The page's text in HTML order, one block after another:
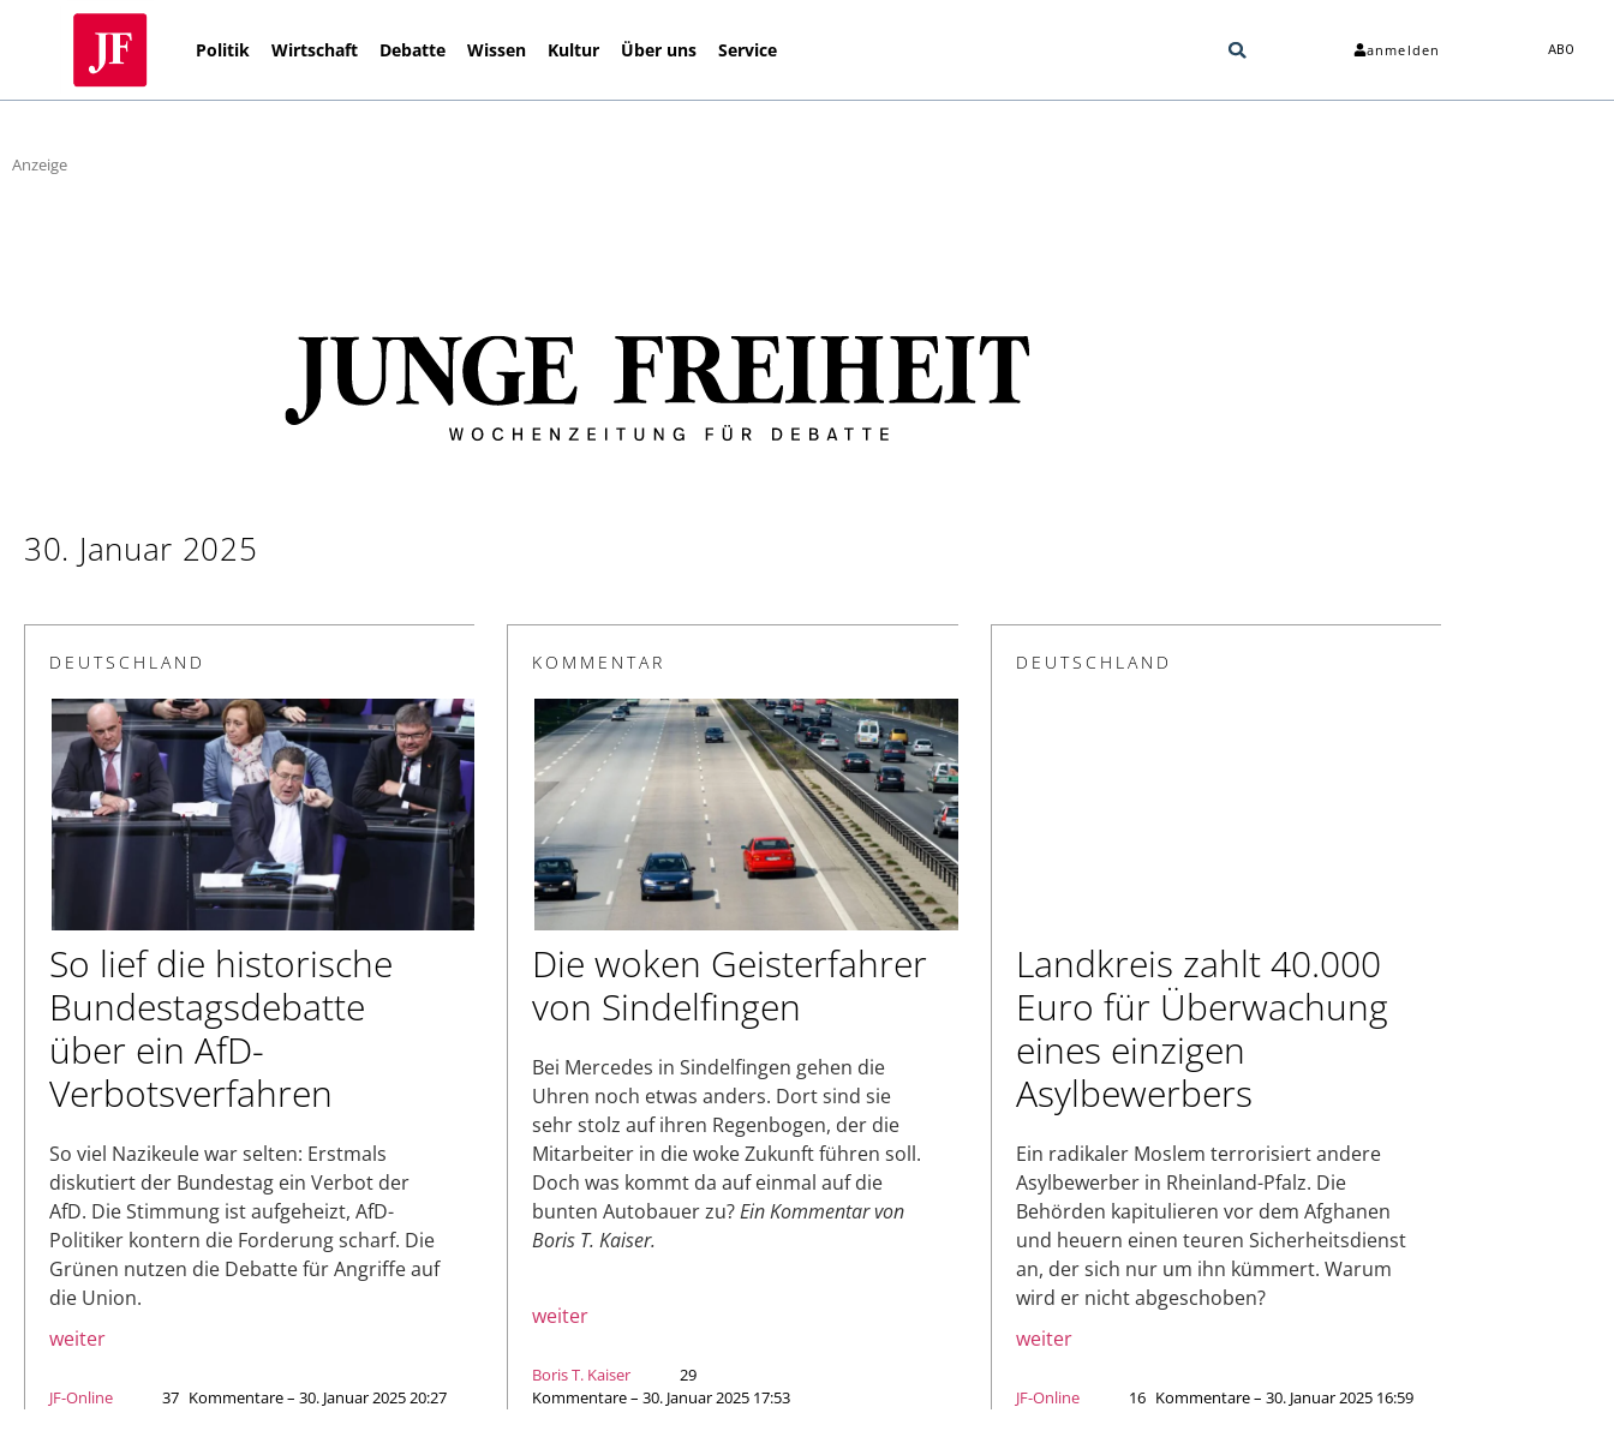
Politik Wirtschaft Debatte Wissen Kultur Über uns Service anmelden ABO
Anzeige
30. Januar 2025
DEUTSCHLAND
So lief die historische
Bundestagsdebatte
über ein AfD-
Verbotsverfahren
So viel Nazikeule war selten: Erstmals
diskutiert der Bundestag ein Verbot der
AfD. Die Stimmung ist aufgeheizt, AfD-
Politiker kontern die Forderung scharf. Die
Grünen nutzen die Debatte für Angriffe auf
die Union.
weiter
JF-Online 37 Kommentare – 30. Januar 2025 20:27
KOMMENTAR
Die woken Geisterfahrer
von Sindelfingen
Bei Mercedes in Sindelfingen gehen die
Uhren noch etwas anders. Dort sind sie
sehr stolz auf ihren Regenbogen, der die
Mitarbeiter in die woke Zukunft führen soll.
Doch was kommt da auf einmal auf die
bunten Autobauer zu?Ein Kommentar von
Boris T. Kaiser.
weiter
Boris T. Kaiser
29
Kommentare – 30. Januar 2025 17:53
DEUTSCHLAND
Landkreis zahlt 40.000
Euro für Überwachung
eines einzigen
Asylbewerbers
Ein radikaler Moslem terrorisiert andere
Asylbewerber in Rheinland-Pfalz. Die
Behörden kapitulieren vor dem Afghanen
und heuern einen teuren Sicherheitsdienst
an, der sich nur um ihn kümmert. Warum
wird er nicht abgeschoben?
weiter
JF-Online 16 Kommentare – 30. Januar 2025 16:59